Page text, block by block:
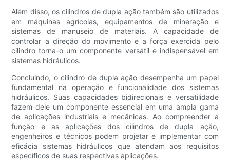
Além disso, os cilindros de dupla ação também são utilizados
em máquinas agrícolas, equipamentos de mineração e
sistemas de manuseio de materiais. A capacidade de
controlar a direção do movimento e a força exercida pelo
cilindro torna-o um componente versátil e indispensável em
sistemas hidráulicos.
Concluindo, o cilindro de dupla ação desempenha um papel
fundamental na operação e funcionalidade dos sistemas
hidráulicos. Suas capacidades bidirecionais e versatilidade
fazem dele um componente essencial em uma ampla gama
de aplicações industriais e mecânicas. Ao compreender a
função e as aplicações dos cilindros de dupla ação,
engenheiros e técnicos podem projetar e implementar com
eficácia sistemas hidráulicos que atendam aos requisitos
específicos de suas respectivas aplicações.